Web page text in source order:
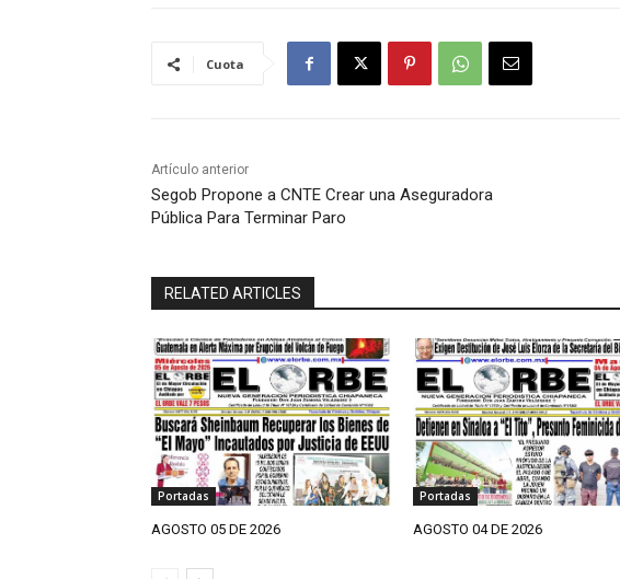
Cuota
Artículo anterior
Segob Propone a CNTE Crear una Aseguradora
Pública Para Terminar Paro
RELATED ARTICLES
Portadas
AGOSTO 05 DE 2026
Portadas
AGOSTO 04 DE 2026